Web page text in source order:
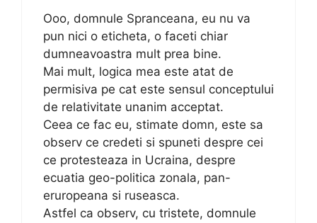
Ooo, domnule Spranceana, eu nu va
pun nici o eticheta, o faceti chiar
dumneavoastra mult prea bine.
Mai mult, logica mea este atat de
permisiva pe cat este sensul conceptului
de relativitate unanim acceptat.
Ceea ce fac eu, stimate domn, este sa
observ ce credeti si spuneti despre cei
ce protesteaza in Ucraina, despre
ecuatia geo-politica zonala, pan-
eruropeana si ruseasca.
Astfel ca observ, cu tristete, domnule